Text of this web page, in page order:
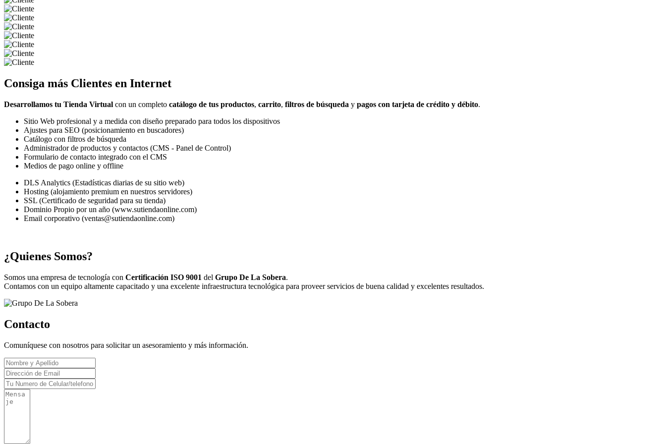
Consiga más Clientes en Internet
Desarrollamos tu Tienda Virtual con un completo catálogo de tus productos, carrito, filtros de búsqueda y pagos con tarjeta de crédito y débito.
Sitio Web profesional y a medida con diseño preparado para todos los dispositivos
Ajustes para SEO (posicionamiento en buscadores)
Catálogo con filtros de búsqueda
Administrador de productos y contactos (CMS - Panel de Control)
Formulario de contacto integrado con el CMS
Medios de pago online y offline
DLS Analytics (Estadísticas diarias de su sitio web)
Hosting (alojamiento premium en nuestros servidores)
SSL (Certificado de seguridad para su tienda)
Dominio Propio por un año (www.sutiendaonline.com)
Email corporativo (ventas@sutiendaonline.com)
¿Quienes Somos?
Somos una empresa de tecnología con Certificación ISO 9001 del Grupo De La Sobera.
Contamos con un equipo altamente capacitado y una excelente infraestructura tecnológica para proveer servicios de buena calidad y excelentes resultados.
Contacto
Comuníquese con nosotros para solicitar un asesoramiento y más información.